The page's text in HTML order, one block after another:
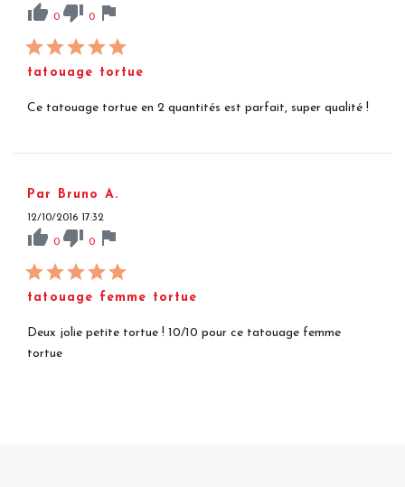
thumb_up 0 thumb_down 0 flag
tatouage tortue
Ce tatouage tortue en 2 quantités est parfait, super qualité !
Par Bruno A.
12/10/2016 17:32
thumb_up 0 thumb_down 0 flag
tatouage femme tortue
Deux jolie petite tortue ! 10/10 pour ce tatouage femme
tortue